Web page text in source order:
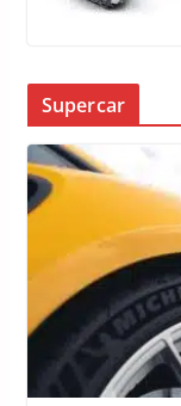
Supercar